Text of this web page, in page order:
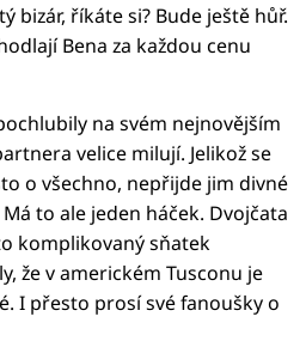
bizár, říkáte si? Bude ještě hůř.
Bena za každou cenu
na svém nejnovějším
velice milují. Jelikož se
o všechno, nepřijde jim divné
to ale jeden háček. Dvojčata
komplikovaný sňatek
že v americkém Tusconu je
I přesto prosí své fanoušky o